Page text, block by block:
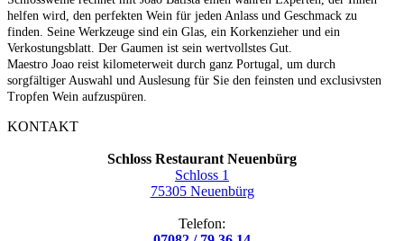
helfen wird, den perfekten Wein für jeden Anlass und Geschmack zu
finden. Seine Werkzeuge sind ein Glas, ein Korkenzieher und ein
Verkostungsblatt. Der Gaumen ist sein wertvollstes Gut.
Maestro Joao reist kilometerweit durch ganz Portugal, um durch
sorgfältiger Auswahl und Auslesung für Sie den feinsten und exclusivsten
Tropfen Wein aufzuspüren.
KONTAKT
Schloss Restaurant Neuenbürg
Schloss 1
75305 Neuenbürg
Telefon: